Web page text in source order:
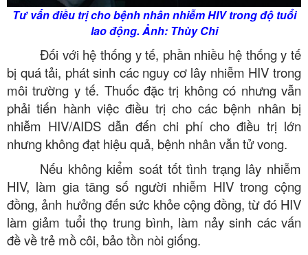
Tư vấn điều trị cho bệnh nhân nhiễm HIV trong độ tuổi
lao động. Ảnh: Thùy Chi
Đối với hệ thống y tế, phần nhiều hệ thống y tế
bị quá tải, phát sinh các nguy cơ lây nhiễm HIV trong
môi trường y tế. Thuốc đặc trị không có nhưng vẫn
phải tiến hành việc điều trị cho các bệnh nhân bị
nhiễm HIV/AIDS dẫn đến chi phí cho điều trị lớn
nhưng không đạt hiệu quả, bệnh nhân vẫn tử vong.
Nếu không kiểm soát tốt tình trạng lây nhiễm
HIV, làm gia tăng số người nhiễm HIV trong cộng
đồng, ảnh hưởng đến sức khỏe cộng đồng, từ đó HIV
làm giảm tuổi thọ trung bình, làm nảy sinh các vấn
đề về trẻ mồ côi, bảo tồn nòi giống.